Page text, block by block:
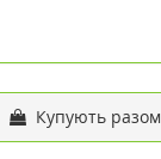
Купують разом